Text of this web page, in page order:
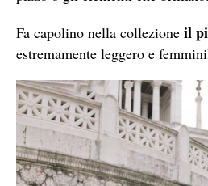
Fa capolino nella collezione il
estremamente leggero e